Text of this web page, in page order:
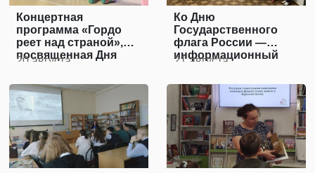
Концертная
программа «Гордо
реет над страной»,
посвященная Дня
20 августа
Ко Дню
Государственного
флага России —
информационный
21 августа